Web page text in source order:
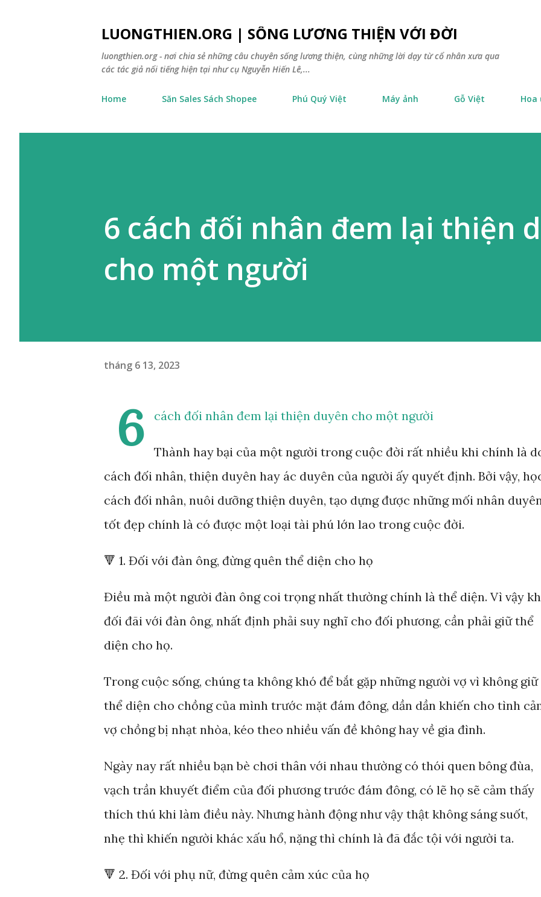
LUONGTHIEN.ORG | SỐNG LƯƠNG THIỆN VỚI ĐỜI
luongthien.org - nơi chia sẻ những câu chuyên sống lương thiện, cùng những lời dạy từ cổ nhân xưa qua
các tác giả nổi tiếng hiện tại như cụ Nguyễn Hiến Lê,...
Home Săn Sales Sách Shopee Phú Quý Việt Máy ảnh Gỗ Việt Hoa
6 cách đối nhân đem lại thiện
cho một người
tháng 6 13, 2023
6 cách đối nhân đem lại thiện duyên cho một người
Thành hay bại của một người trong cuộc đời rất nhiều khi chính là
cách đối nhân, thiện duyên hay ác duyên của người ấy quyết định. Bởi vậy,
cách đối nhân, nuôi dưỡng thiện duyên, tạo dựng được những mối nhân
tốt đẹp chính là có được một loại tài phú lớn lao trong cuộc đời.
🔻 1. Đối với đàn ông, đừng quên thể diện cho họ
Điều mà một người đàn ông coi trọng nhất thường chính là thể diện. Vì vậy
đối đãi với đàn ông, nhất định phải suy nghĩ cho đối phương, cần phải giữ thể
diện cho họ.
Trong cuộc sống, chúng ta không khó để bắt gặp những người vợ vì không giữ
thể diện cho chồng của mình trước mặt đám đông, dần dần khiến cho tình
vợ chồng bị nhạt nhòa, kéo theo nhiều vấn đề không hay về gia đình.
Ngày nay rất nhiều bạn bè chơi thân với nhau thường có thói quen bông đùa,
vạch trần khuyết điểm của đối phương trước đám đông, có lẽ họ sẽ cảm thấy
thích thú khi làm điều này. Nhưng hành động như vậy thật không sáng suốt,
nhẹ thì khiến người khác xấu hổ, nặng thì chính là đã đắc tội với người ta.
🔻 2. Đối với phụ nữ, đừng quên cảm xúc của họ